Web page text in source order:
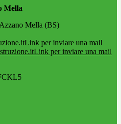
Mella
Mella (BS)
Link per inviare una mail
Link per inviare una mail